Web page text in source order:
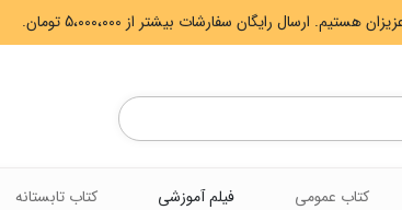
Products
search
کتاب عمومی فیلم آموزشی کتاب تابستانه